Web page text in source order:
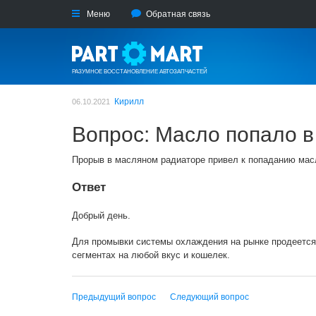
Меню Обратная связь
РАЗУМНОЕ ВОССТАНОВЛЕНИЕ АВТОЗАПЧАСТЕЙ
06.10.2021 Кирилл
Вопрос: Масло попало
Прорыв в масляном радиаторе привел к попаданию
Ответ
Добрый день.
Для промывки системы охлаждения на рынке
сегментах на любой вкус и кошелек.
Предыдущий вопрос Следующий вопрос